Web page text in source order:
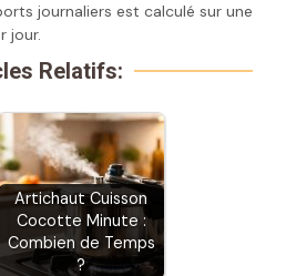
journaliers est calculé sur une
jour.
Relatifs:
Artichaut Cuisson
Cocotte Minute :
Combien de Temps
?